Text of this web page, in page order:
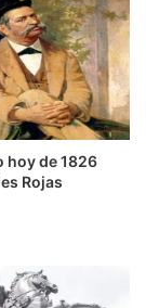
hoy de 1826
Rojas